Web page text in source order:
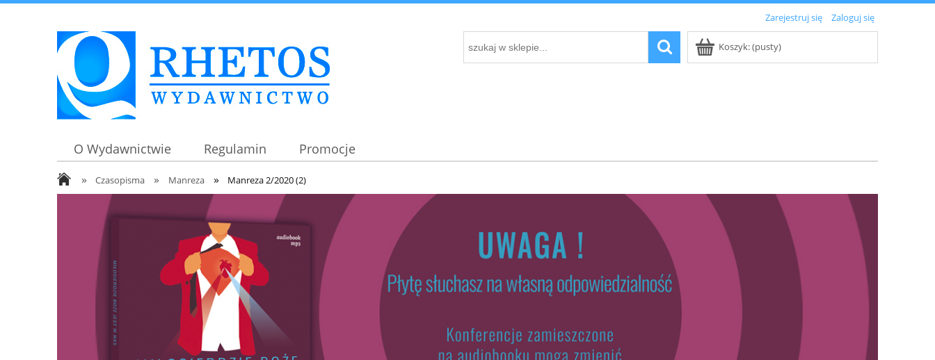
Zarejestruj się Zaloguj się
Koszyk:(pusty)
O Wydawnictwie Regulamin Promocje
» Czasopisma » Manreza » Manreza 2/2020 (2)